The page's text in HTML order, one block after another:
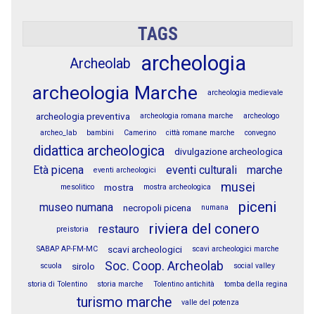
TAGS
Archeolab archeologia
archeologia Marche archeologia medievale
archeologia preventiva archeologia romana marche
archeologo
archeo_lab
bambini Camerino città romane marche convegno
didattica archeologica divulgazione archeologica
Età picena eventi archeologici eventi culturali marche
mesolitico mostra mostra archeologica musei
museo numana necropoli picena numana piceni
preistoria restauro riviera del conero
SABAP AP-FM-MC scavi archeologici
scavi archeologici marche
scuola
sirolo Soc. Coop. Archeolab
social valley
storia di Tolentino
storia marche Tolentino antichità tomba della regina
turismo marche valle del potenza